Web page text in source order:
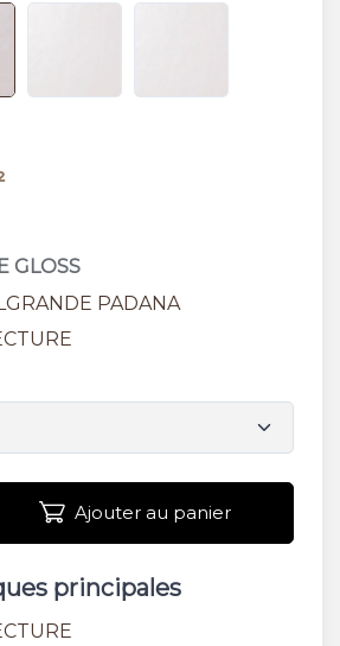
GLOSS
PADANA
Ajouter au panier
principales